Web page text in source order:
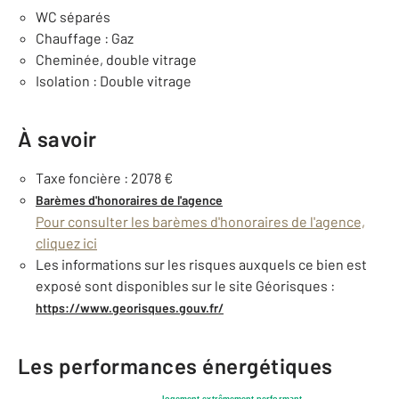
WC séparés
Chauffage : Gaz
Cheminée, double vitrage
Isolation : Double vitrage
À savoir
Taxe foncière : 2078 €
Barèmes d'honoraires de l'agence
Pour consulter les barèmes d'honoraires de l'agence,
cliquez ici
Les informations sur les risques auxquels ce bien est
exposé sont disponibles sur le site Géorisques :
https://www.georisques.gouv.fr/
Les performances énergétiques